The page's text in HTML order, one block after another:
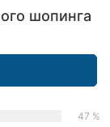
шопинга
47 %